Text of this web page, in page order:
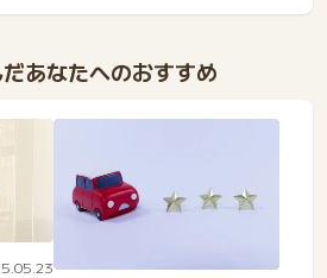
あなたへのおすすめ